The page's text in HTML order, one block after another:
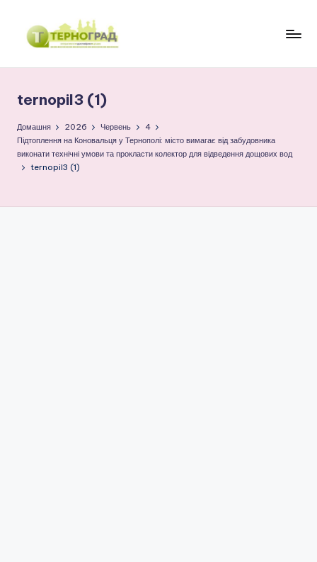
Перейти
р
н
о
ternopil3 (1)
Домашня 2026 Червень
4
Підтоплення на Коновальця у Тернополі: місто вимагає від забудовника
виконати технічні умови та прокласти колектор для відведення дощових вод
ternopil3 (1)